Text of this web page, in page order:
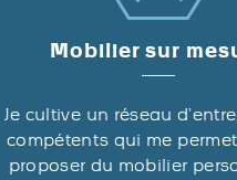
Mobilier sur
Je cultive un réseau
compétents qui me
proposer du mobilier